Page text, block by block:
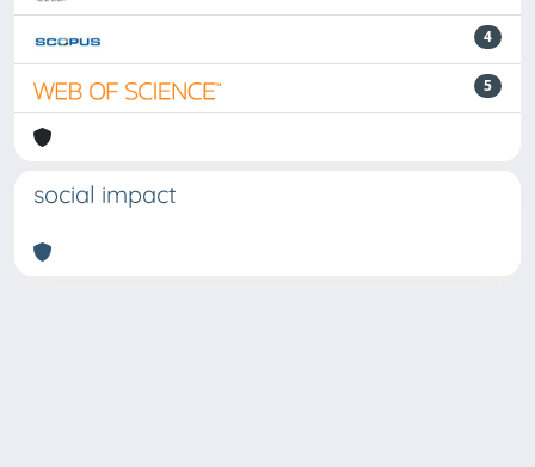
4
5
social impact